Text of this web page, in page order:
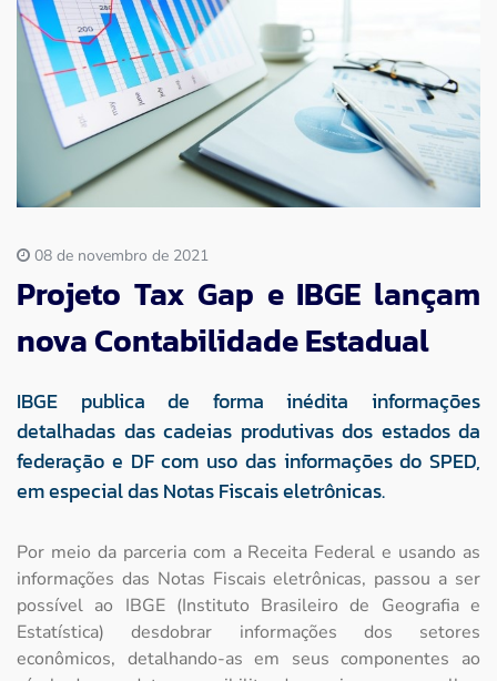
Imprensa
Contato
08 de novembro de 2021
Projeto Tax Gap e IBGE lançam
nova Contabilidade Estadual
IBGE publica de forma inédita informações
detalhadas das cadeias produtivas dos estados da
federação e DF com uso das informações do SPED,
em especial das Notas Fiscais eletrônicas.
Por meio da parceria com a Receita Federal e usando as
informações das Notas Fiscais eletrônicas, passou a ser
possível ao IBGE (Instituto Brasileiro de Geografia e
Estatística) desdobrar informações dos setores
econômicos, detalhando-as em seus componentes ao